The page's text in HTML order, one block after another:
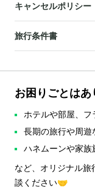
キャンセルポリシー
旅行条件書
お困りごとはあ
ホテルや部屋、フ
長期の旅行や周遊
ハネムーンや家族
など、オリジナル旅
談ください🤝